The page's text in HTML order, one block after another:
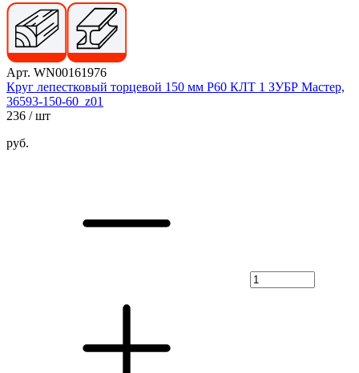
Арт. WN00161976
Круг лепестковый торцевой 150 мм Р60 КЛТ 1 ЗУБР Мастер,
36593-150-60_z01
236 / шт
руб.